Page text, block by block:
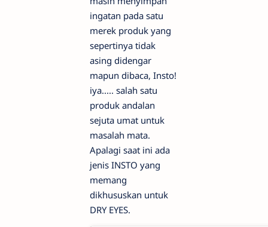
ingatan pada satu
merek produk yang
sepertinya tidak
asing didengar
mapun dibaca, Insto!
iya..... salah satu
produk andalan
sejuta umat untuk
masalah mata.
Apalagi saat ini ada
jenis INSTO yang
memang
dikhususkan untuk
DRY EYES.